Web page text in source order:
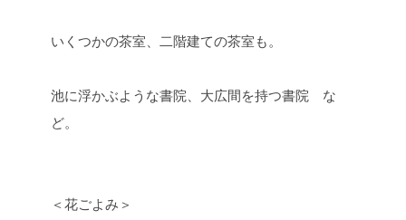
いくつかの茶室、二階建ての茶室も。
池に浮かぶような書院、大広間を持つ書院 な
ど。
＜花ごよみ＞